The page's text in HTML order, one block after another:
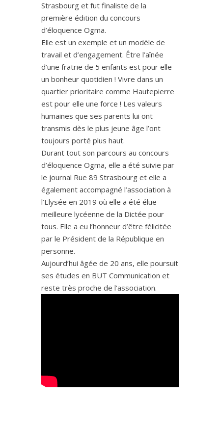
Strasbourg et fut finaliste de la
première édition du concours
d’éloquence Ogma.
Elle est un exemple et un modèle de
travail et d’engagement. Être l’aînée
d’une fratrie de 5 enfants est pour elle
un bonheur quotidien ! Vivre dans un
quartier prioritaire comme Hautepierre
est pour elle une force ! Les valeurs
humaines que ses parents lui ont
transmis dès le plus jeune âge l’ont
toujours porté plus haut.
Durant tout son parcours au concours
d’éloquence Ogma, elle a été suivie par
le journal Rue 89 Strasbourg et elle a
également accompagné l’association à
l’Elysée en 2019 où elle a été élue
meilleure lycéenne de la Dictée pour
tous. Elle a eu l’honneur d’être félicitée
par le Président de la République en
personne.
Aujourd’hui âgée de 20 ans, elle poursuit
ses études en BUT Communication et
reste très proche de l’association.